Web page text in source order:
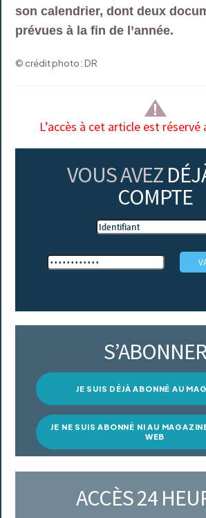
son calendrier, dont deux
prévues à la fin de l’année.
© crédit photo : DR
L’accès à cet article est réservé
VOUS AVEZ
COMPTE
S’ABONNER
JE SUIS DÉJÀ ABONNÉ AU
JE NE SUIS ABONNÉ NI AU
WEB
ACCÈS 24